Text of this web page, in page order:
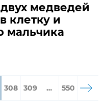
медведей
клетку и
мальчика
308 309 … 550